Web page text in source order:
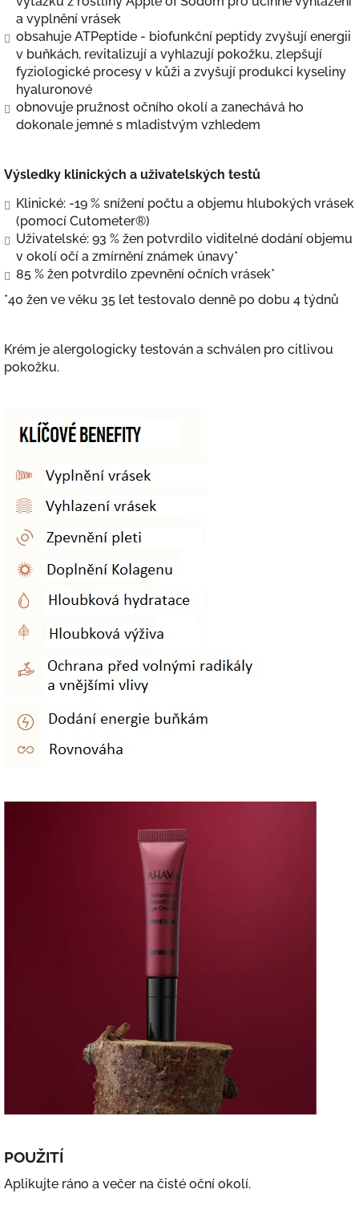
a vyplnění vrásek
obsahuje ATPeptide - biofunkční peptidy zvyšují energii
v buňkách, revitalizují a vyhlazují pokožku, zlepšují
fyziologické procesy v kůži a zvyšují produkci kyseliny
hyaluronové
obnovuje pružnost očního okolí a zanechává ho
dokonale jemné s mladistvým vzhledem
Výsledky klinických a uživatelských testů
Klinické: -19 % snížení počtu a objemu hlubokých vrásek
(pomocí Cutometer®)
Uživatelské: 93 % žen potvrdilo viditelné dodání objemu
v okolí očí a zmírnění známek únavy*
85 % žen potvrdilo zpevnění očních vrásek*
*40 žen ve věku 35 let testovalo denně po dobu 4 týdnů
Krém je alergologicky testován a schválen pro citlivou
pokožku.
POUŽITÍ
Aplikujte ráno a večer na čisté oční okolí.